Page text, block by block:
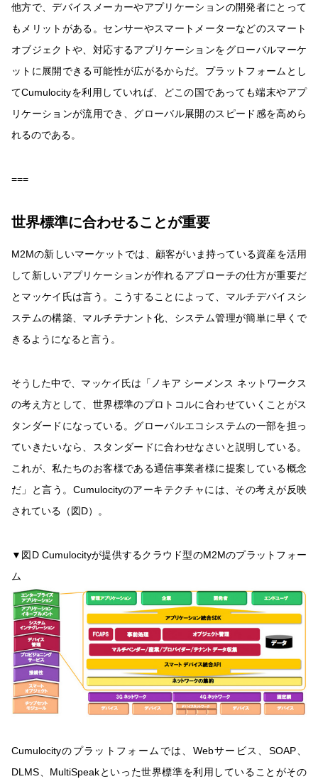
他方で、デバイスメーカーやアプリケーションの開発者にとって
もメリットがある。センサーやスマートメーターなどのスマート
オブジェクトや、対応するアプリケーションをグローバルマーケ
ットに展開できる可能性が広がるからだ。プラットフォームとし
てCumulocityを利用していれば、どこの国であっても端末やアプ
リケーションが流用でき、グローバル展開のスピード感を高めら
れるのである。
===
世界標準に合わせることが重要
M2Mの新しいマーケットでは、顧客がいま持っている資産を活用
して新しいアプリケーションが作れるアプローチの仕方が重要だ
とマッケイ氏は言う。こうすることによって、マルチデバイスシ
ステムの構築、マルチテナント化、システム管理が簡単に早くで
きるようになると言う。
そうした中で、マッケイ氏は「ノキア シーメンス ネットワークス
の考え方として、世界標準のプロトコルに合わせていくことがス
タンダードになっている。グローバルエコシステムの一部を担っ
ていきたいなら、スタンダードに合わせなさいと説明している。
これが、私たちのお客様である通信事業者様に提案している概念
だ」と言う。Cumulocityのアーキテクチャには、その考えが反映
されている（図D）。
▼図D Cumulocityが提供するクラウド型のM2Mのプラットフォー
ム
Cumulocityのプラットフォームでは、Webサービス、SOAP、
DLMS、MultiSpeakといった世界標準を利用していることがその